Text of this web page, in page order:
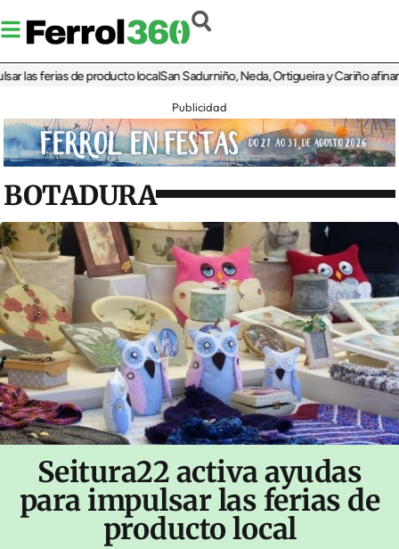
ferias de producto localSan Sadurniño, Neda, Ortigueira y Cariño afinan
Publicidad
BOTADURA
Seitura22 activa ayudas
para impulsar las ferias de
producto local